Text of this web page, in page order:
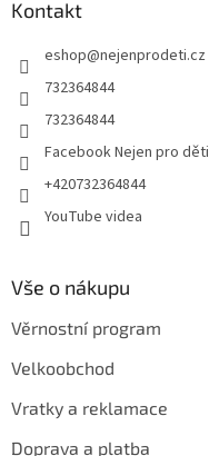
Kontakt
eshop@nejenprodeti.cz
732364844
732364844
Facebook Nejen pro děti
+420732364844
YouTube videa
Vše o nákupu
Věrnostní program
Velkoobchod
Vratky a reklamace
Doprava a platba